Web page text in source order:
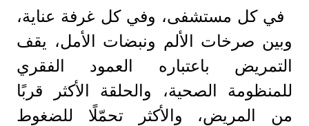
في كل مستشفى، وفي كل غرفة عناية،
وبين صرخات الألم ونبضات الأمل، يقف
التمريض باعتباره العمود الفقري
للمنظومة الصحية، والحلقة الأكثر قربًا
من المريض، والأكثر تحمّلًا للضغوط